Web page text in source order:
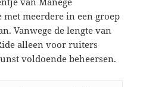
meerdere in een groep
Vanwege de lengte van
alleen voor ruiters
voldoende beheersen.